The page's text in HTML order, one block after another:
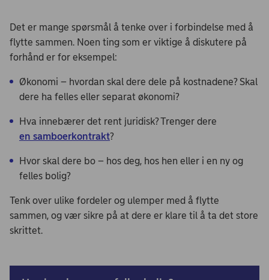
Det er mange spørsmål å tenke over i forbindelse med å
flytte sammen. Noen ting som er viktige å diskutere på
forhånd er for eksempel:
Økonomi – hvordan skal dere dele på kostnadene? Skal
dere ha felles eller separat økonomi?
Hva innebærer det rent juridisk? Trenger dere
en samboerkontrakt?
Hvor skal dere bo – hos deg, hos hen eller i en ny og
felles bolig?
Tenk over ulike fordeler og ulemper med å flytte
sammen, og vær sikre på at dere er klare til å ta det store
skrittet.